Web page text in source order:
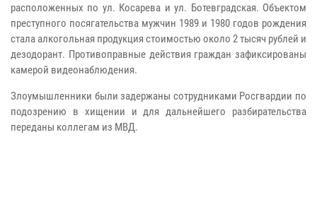
расположенных по ул. Косарева и ул. Ботевградская. Объектом
преступного посягательства мужчин 1989 и 1980 годов рождения
стала алкогольная продукция стоимостью около 2 тысяч рублей и
дезодорант. Противоправные действия граждан зафиксированы
камерой видеонаблюдения.
Злоумышленники были задержаны сотрудниками Росгвардии по
подозрению в хищении и для дальнейшего разбирательства
переданы коллегам из МВД.